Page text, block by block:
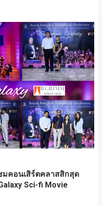
มคอนเสิร์ตคลาสสิกสุด
Sci-fi Movie